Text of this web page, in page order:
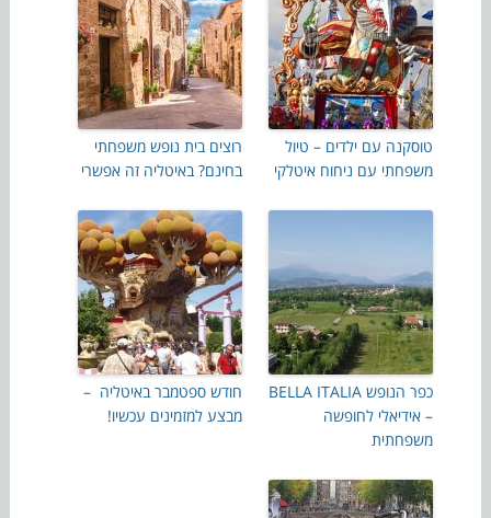
טוסקנה עם ילדים – טיול
משפחתי עם ניחוח איטלקי
רוצים בית נופש משפחתי
בחינם? באיטליה זה אפשרי
כפר הנופש BELLA ITALIA
– אידיאלי לחופשה
משפחתית
חודש ספטמבר באיטליה –
מבצע למזמינים עכשיו!